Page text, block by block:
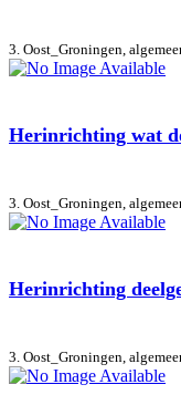
3. Oost_Groningen,
Herinrichting wat
3. Oost_Groningen,
Herinrichting
3. Oost_Groningen,